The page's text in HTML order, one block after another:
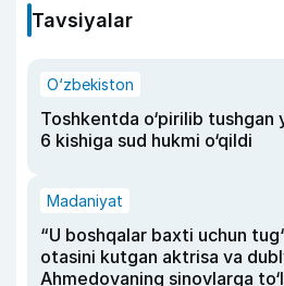
Tavsiyalar
O‘zbekiston
Toshkentda o‘pirilib tushgan
6 kishiga sud hukmi o‘qildi
Madaniyat
“U boshqalar baxti uchun
otasini kutgan aktrisa va
Ahmedovaning sinovlarga